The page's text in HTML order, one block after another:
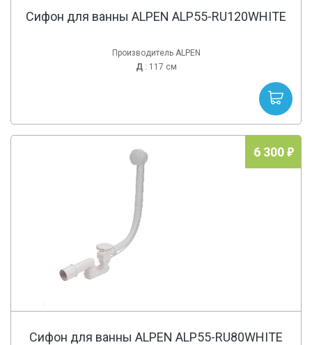
Сифон для ванны ALPEN ALP55-RU120WHITE
Производитель ALPEN
Д : 117 см
6 300
Сифон для ванны ALPEN ALP55-RU80WHITE